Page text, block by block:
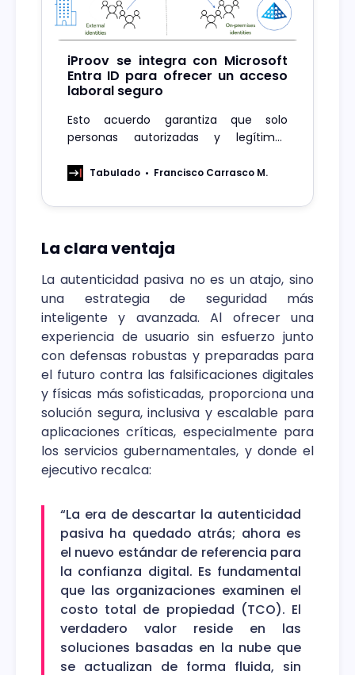
iProov se integra con Microsoft
Entra ID para ofrecer un acceso
laboral seguro
Esto acuerdo garantiza que solo
personas autorizadas y legítimas
eficazmente el riesgo de fraude de
Tabulado Francisco Carrasco M.
La clara ventaja
La autenticidad pasiva no es un atajo, sino
una estrategia de seguridad más
inteligente y avanzada. Al ofrecer una
experiencia de usuario sin esfuerzo junto
con defensas robustas y preparadas para
el futuro contra las falsificaciones digitales
y físicas más sofisticadas, proporciona una
solución segura, inclusiva y escalable para
aplicaciones críticas, especialmente para
los servicios gubernamentales, y donde el
ejecutivo recalca:
“La era de descartar la autenticidad
pasiva ha quedado atrás; ahora es
el nuevo estándar de referencia para
la confianza digital. Es fundamental
que las organizaciones examinen el
costo total de propiedad (TCO). El
verdadero valor reside en las
soluciones basadas en la nube que
se actualizan de forma fluida, sin